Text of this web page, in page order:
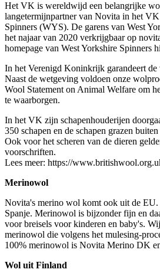
Het VK is wereldwijd een belangrijke
langetermijnpartner van Novita in het
Spinners (WYS). De garens van West
het najaar van 2020 verkrijgbaar op
homepage van West Yorkshire Spinners
In het Verenigd Koninkrijk garandeert
Naast de wetgeving voldoen onze
Wool Statement on Animal Welfare om
te waarborgen.
In het VK zijn schapenhouderijen
350 schapen en de schapen grazen
Ook voor het scheren van de dieren
voorschriften.
Lees meer: https://
Merinowol
Novita's merino wol komt ook uit de
Spanje. Merinowol is bijzonder fijn en
voor breisels voor kinderen en baby's.
merinowol die volgens het mulesing-
100% merinowol is Novita Merino DK
Wol uit Finland